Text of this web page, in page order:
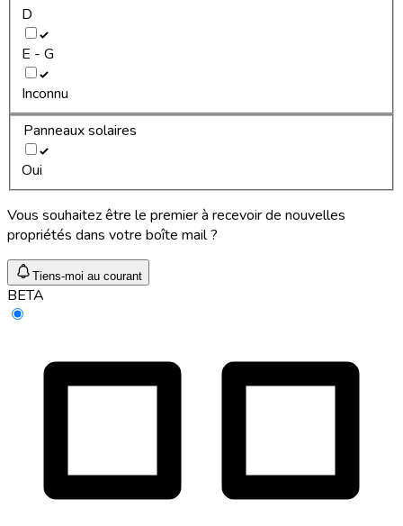
D
E - G
Inconnu
Panneaux solaires
Oui
Vous souhaitez être le premier à recevoir de nouvelles
propriétés dans votre boîte mail ?
Tiens-moi au courant
BETA